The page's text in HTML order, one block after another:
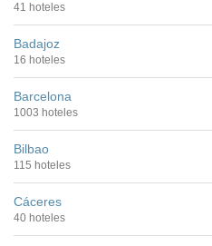
41 hoteles
Badajoz
16 hoteles
Barcelona
1003 hoteles
Bilbao
115 hoteles
Cáceres
40 hoteles